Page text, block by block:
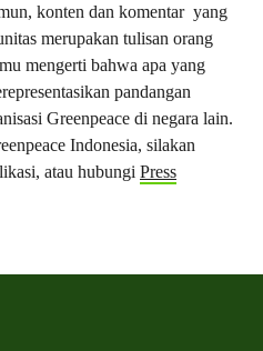
konten dan komentar yang
merupakan tulisan orang
mengerti bahwa apa yang
pandangan
Greenpeace di negara lain.
Indonesia, silakan
atau hubungi Press